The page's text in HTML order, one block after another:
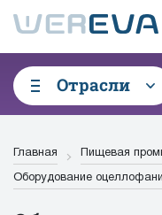
Отрасли
Главная Пищевая
Оборудование